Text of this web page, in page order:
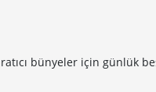
bünyeler için günlük